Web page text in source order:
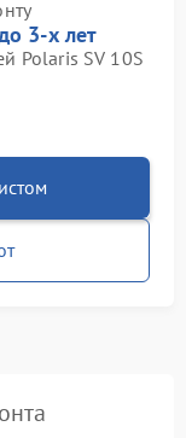
3-х лет
Polaris SV 10S